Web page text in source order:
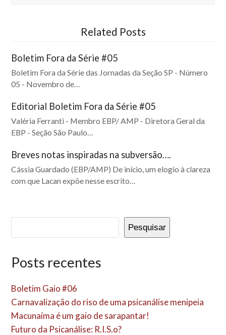
Related Posts
Boletim Fora da Série #05
Boletim Fora da Série das Jornadas da Seção SP - Número
05 - Novembro de…
Editorial Boletim Fora da Série #05
Valéria Ferranti - Membro EBP/ AMP - Diretora Geral da
EBP - Seção São Paulo…
Breves notas inspiradas na subversão….
Cássia Guardado (EBP/AMP) De início, um elogio à clareza
com que Lacan expõe nesse escrito…
Pesquisar
Posts recentes
Boletim Gaio #06
Carnavalização do riso de uma psicanálise menipeia
Macunaíma é um gaio de sarapantar!
Futuro da Psicanálise: R.I.S.o?